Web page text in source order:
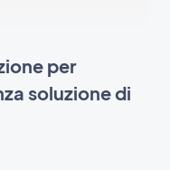
per
soluzione di